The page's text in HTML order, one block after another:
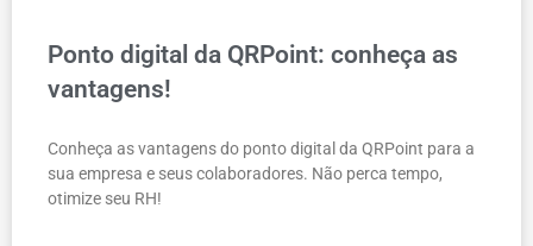
Ponto digital da QRPoint: conheça as
vantagens!
Conheça as vantagens do ponto digital da QRPoint para a
sua empresa e seus colaboradores. Não perca tempo,
otimize seu RH!